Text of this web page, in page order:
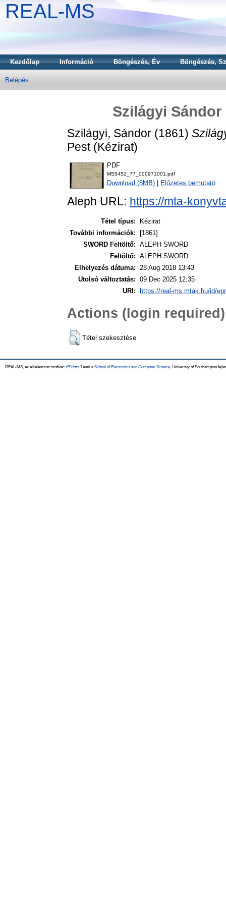
REAL-MS
Kezdőlap Információ Böngészés, Év Böngészés,
Belépés
Szilágyi
Szilágyi, Sándor (1861)
Pest (Kézirat)
PDF
MS5452_77_000971001.pdf
Download (8MB) Előzetes bemutató
Aleph URL: https://mta-
Tétel típus:
Kézirat
További információk:
[1861]
SWORD Feltöltő: ALEPH SWORD
Feltöltő: ALEPH SWORD
Elhelyezés dátuma: 28 Aug 2018 13:43
Utolsó változtatás: 09 Dec 2025 12:35
URI:
https://real-ms.mtak.hu/id/
Actions (login required)
Tétel szekesztése
REAL-MS, az alkalamzott szoftver: EPrints 3amit a School of Electronics and Computer Science , University of Southampton